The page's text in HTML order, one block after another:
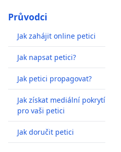
Průvodci
Jak zahájit online petici
Jak napsat petici?
Jak petici propagovat?
Jak získat mediální pokrytí
pro vaši petici
Jak doručit petici